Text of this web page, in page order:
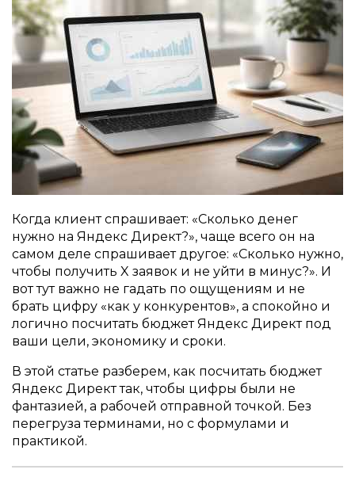
Когда клиент спрашивает: «Сколько денег
нужно на Яндекс Директ?», чаще всего он на
самом деле спрашивает другое: «Сколько нужно,
чтобы получить X заявок и не уйти в минус?». И
вот тут важно не гадать по ощущениям и не
брать цифру «как у конкурентов», а спокойно и
логично посчитать бюджет Яндекс Директ под
ваши цели, экономику и сроки.
В этой статье разберем, как посчитать бюджет
Яндекс Директ так, чтобы цифры были не
фантазией, а рабочей отправной точкой. Без
перегруза терминами, но с формулами и
практикой.